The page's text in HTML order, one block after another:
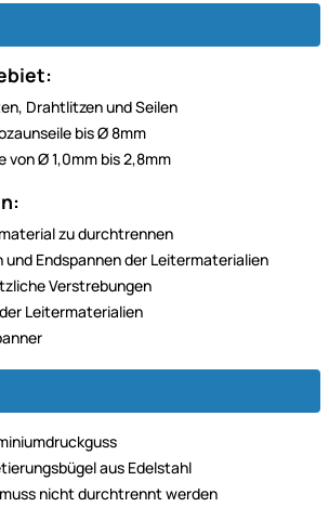
Drahtlitzen und Seilen
bis Ø 8mm
Ø 1,0mm bis 2,8mm
zu durchtrennen
und Endspannen der Leitermaterialien
Verstrebungen
Leitermaterialien
aus Edelstahl
nicht durchtrennt werden